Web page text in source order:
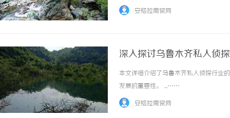
品牌，现于武汉与上海设有4家门店。
安格拉商贸网
深入探讨乌鲁木齐私人侦
本文详细介绍了乌鲁木齐私人侦探行业
发展的重要性。 ...……
安格拉商贸网